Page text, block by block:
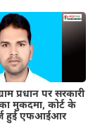
प्रधान पर सरकारी
मुकदमा, कोर्ट के
हुई एफआईआर